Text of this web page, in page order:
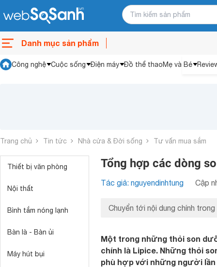
Danh mục sản phẩm
Công nghệ Cuộc sống Điện máy Đồ thể thaoMẹ và Bé
Trang chủ Tin tức Nhà cửa & Đời sống Tư vấn mua sắm
Thiết bị văn phòng
Nội thất
Bình tắm nóng lạnh
Bàn là - Bàn ủi
Máy hút bụi
Tổng hợp các dòng
Tác giả: nguyendinhtung Cập
Chuyển tới nội dung chính trong
Một trong những thỏi son
chính là Lipice. Những thỏi
phù hợp với những người lần